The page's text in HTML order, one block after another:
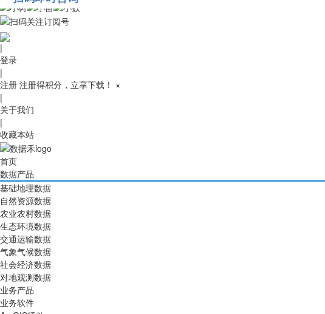
010-53689091
|
登录
|
注册 注册得积分，立享下载！ ×
|
关于我们
|
收藏本站
首页
数据产品
基础地理数据
自然资源数据
农业农村数据
生态环境数据
交通运输数据
气象气候数据
社会经济数据
对地观测数据
业务产品
业务软件